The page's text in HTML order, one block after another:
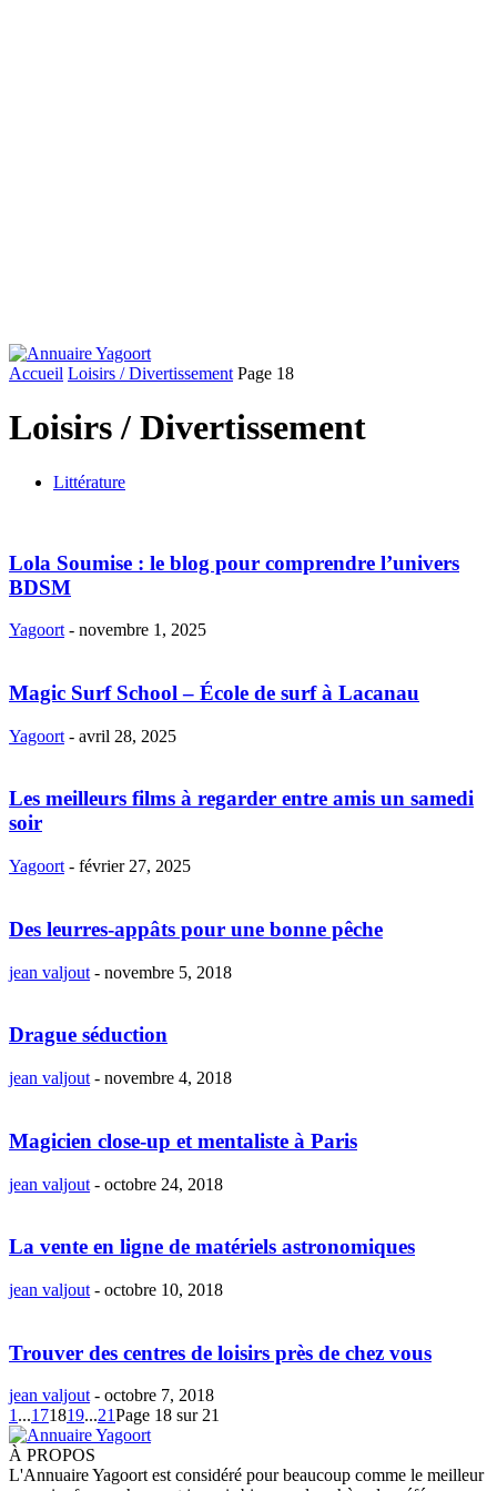
Accueil Loisirs / Divertissement Page 18
Loisirs / Divertissement
Littérature
Lola Soumise : le blog pour comprendre l’univers
BDSM
Yagoort - novembre 1, 2025
Magic Surf School – École de surf à Lacanau
Yagoort - avril 28, 2025
Les meilleurs films à regarder entre amis un samedi
soir
Yagoort - février 27, 2025
Des leurres-appâts pour une bonne pêche
jean valjout - novembre 5, 2018
Drague séduction
jean valjout - novembre 4, 2018
Magicien close-up et mentaliste à Paris
jean valjout - octobre 24, 2018
La vente en ligne de matériels astronomiques
jean valjout - octobre 10, 2018
Trouver des centres de loisirs près de chez vous
jean valjout - octobre 7, 2018
1 ...171819...21Page 18 sur 21
À PROPOS
L'Annuaire Yagoort est considéré pour beaucoup comme le meilleur